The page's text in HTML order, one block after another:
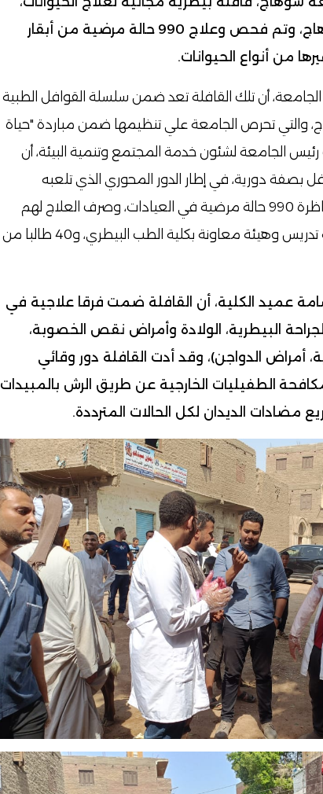
وتم فحص وعلاج 990
حالة مرضية من أبقار
من أنواع الحيوانات.
أن تلك القافلة تعد ضمن سلسلة القوافل الطبية
والتي تحرص الجامعة علي تنظيمها ضمن مباردة "حياة
رئيس الجامعة لشئون خدمة المجتمع وتنمية البيئة، أن
بصفة دورية، في إطار الدور المحوري الذي تلعبه
الجامعة لخدمة المجتمع، حيث تم مناظرة 990 حالة مرضية في العيادات، وصرف العلاج لهم
بالمجان، بمشاركة 12 من أعضاء هيئة تدريس وهيئة معاونة بكلية الطب البيطري، و40 طالبا من
عميد الكلية، أن القافلة ضمت فرقا علاجية في
البيطرية، الولادة وأمراض نقص الخصوبة،
أمراض الدواجن)، وقد أدت القافلة دور وقائي
الطفيليات الخارجية عن طريق الرش بالمبيدات
مضادات الديدان لكل الحالات المترددة.